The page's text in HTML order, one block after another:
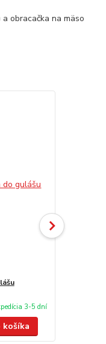
obracačka na mäso
3-5 dní
košíka